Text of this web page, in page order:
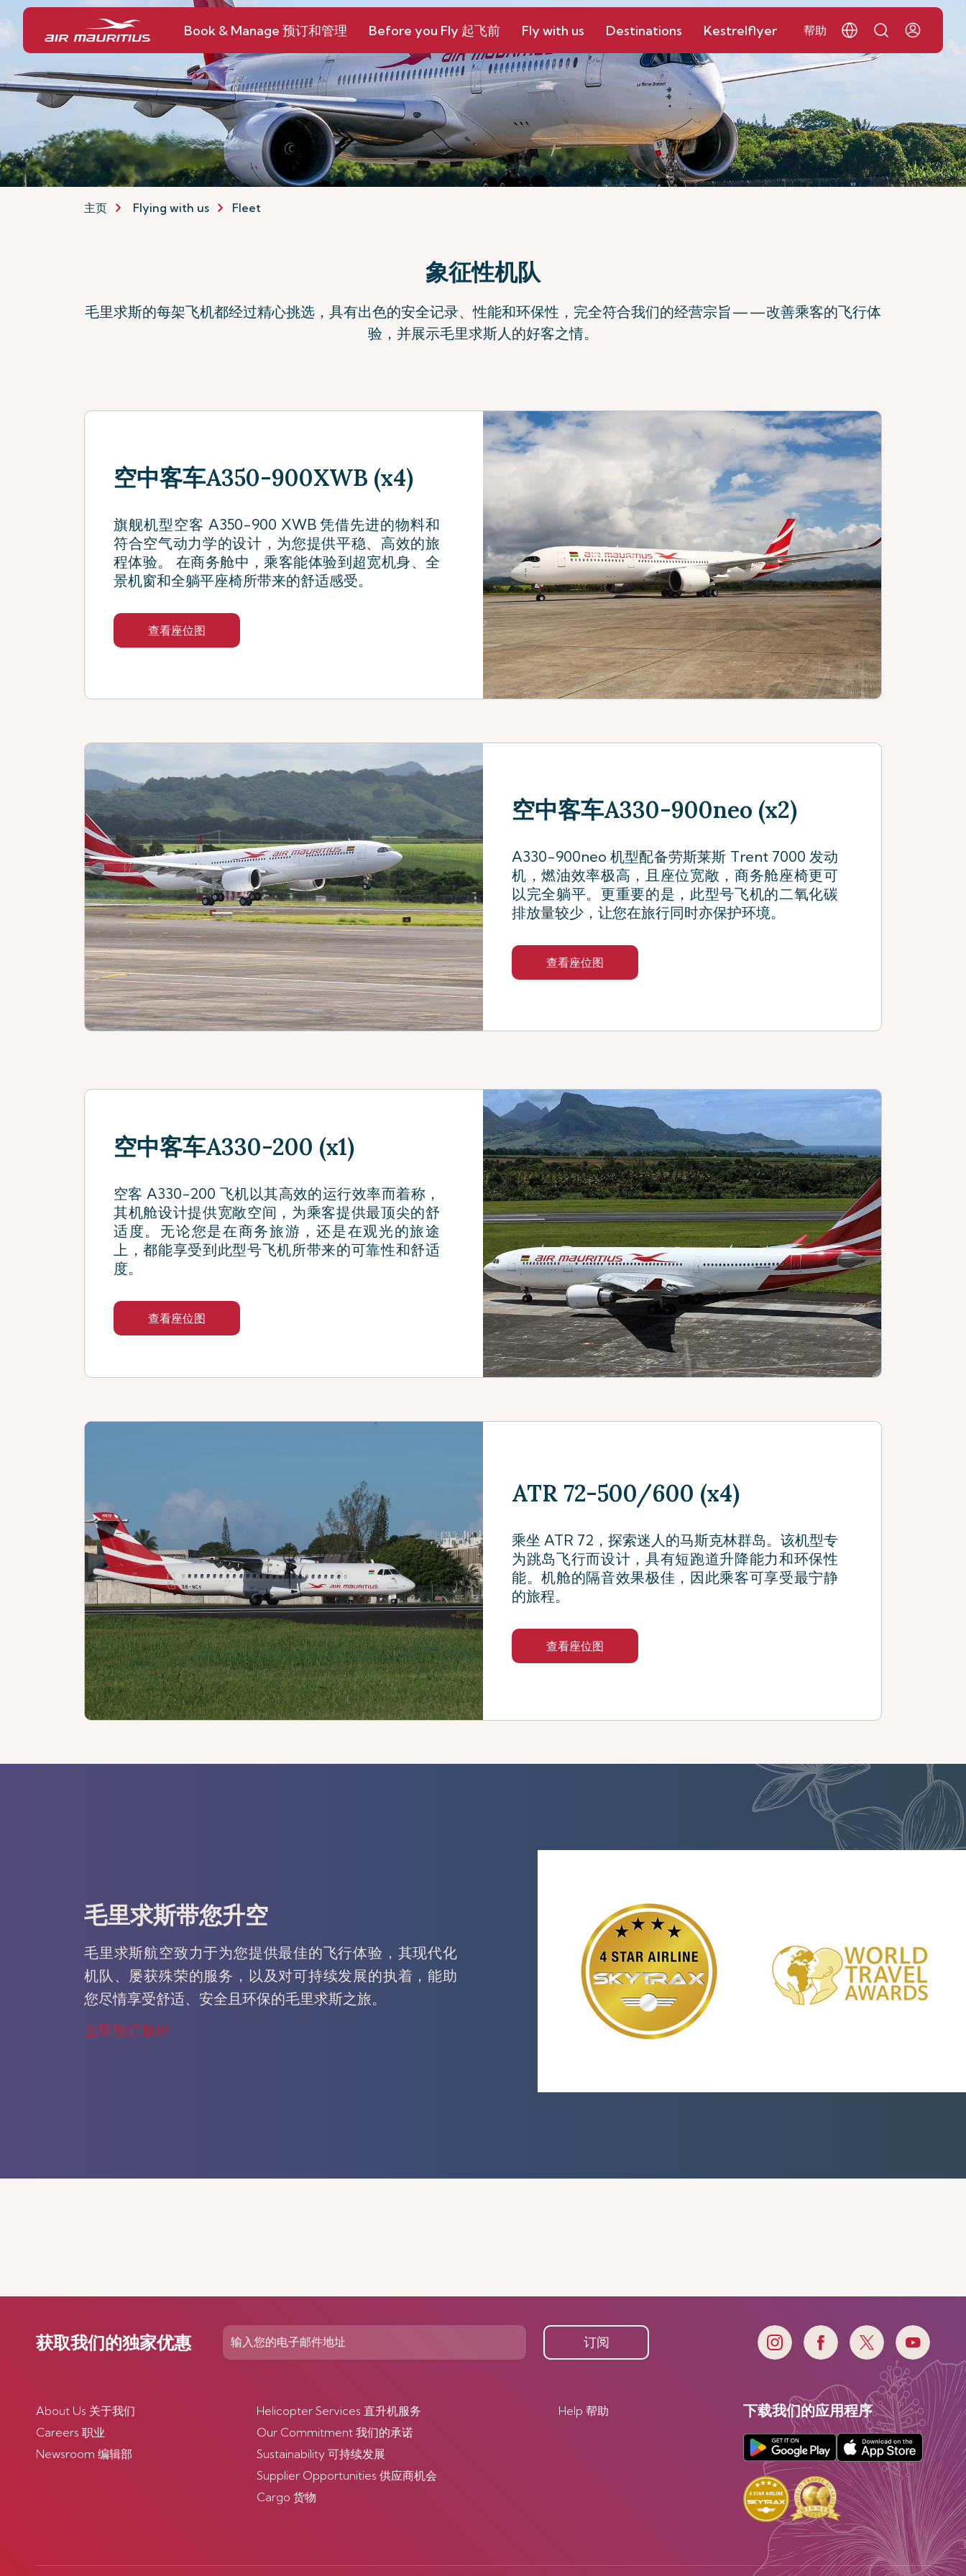
Book & Manage 预订和管理 Before you Fly 起飞前 Fly with us Destinations Kestrelflyer 帮助
主页 Flying with us Fleet
象征性机队
毛里求斯的每架飞机都经过精心挑选，具有出色的安全记录、性能和环保性，完全符合我们的经营宗旨——改善乘客的飞行体
验，并展示毛里求斯人的好客之情。
空中客车A350-900XWB (x4)
旗舰机型空客 A350-900 XWB 凭借先进的物料和
符合空气动力学的设计，为您提供平稳、高效的旅
程体验。 在商务舱中，乘客能体验到超宽机身、全
景机窗和全躺平座椅所带来的舒适感受。
查看座位图
空中客车A330-900neo (x2)
A330-900neo 机型配备劳斯莱斯 Trent 7000 发动
机，燃油效率极高，且座位宽敞，商务舱座椅更可
以完全躺平。更重要的是，此型号飞机的二氧化碳
排放量较少，让您在旅行同时亦保护环境。
查看座位图
空中客车A330-200 (x1)
空客 A330-200 飞机以其高效的运行效率而着称，
其机舱设计提供宽敞空间，为乘客提供最顶尖的舒
适度。无论您是在商务旅游，还是在观光的旅途
上，都能享受到此型号飞机所带来的可靠性和舒适
度。
查看座位图
ATR 72-500/600 (x4)
乘坐 ATR 72，探索迷人的马斯克林群岛。该机型专
为跳岛飞行而设计，具有短跑道升降能力和环保性
能。机舱的隔音效果极佳，因此乘客可享受最宁静
的旅程。
查看座位图
毛里求斯带您升空
毛里求斯航空致力于为您提供最佳的飞行体验，其现代化
机队、屡获殊荣的服务，以及对可持续发展的执着，能助
您尽情享受舒适、安全且环保的毛里求斯之旅。
立即预订航班
获取我们的独家优惠 订阅
About Us 关于我们
Careers 职业
Newsroom 编辑部
Helicopter Services 直升机服务
Our Commitment 我们的承诺
Sustainability 可持续发展
Supplier Opportunities 供应商机会
Cargo 货物
Help 帮助 下载我们的应用程序